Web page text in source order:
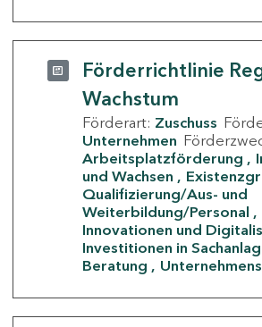
Förderrichtlinie
Wachstum
Förderart: Zuschuss
Unternehmen
Arbeitsplatzförderung
und Wachsen
Qualifizierung/Aus- und
Weiterbildung/Personal
Innovationen und
Investitionen in
Beratung